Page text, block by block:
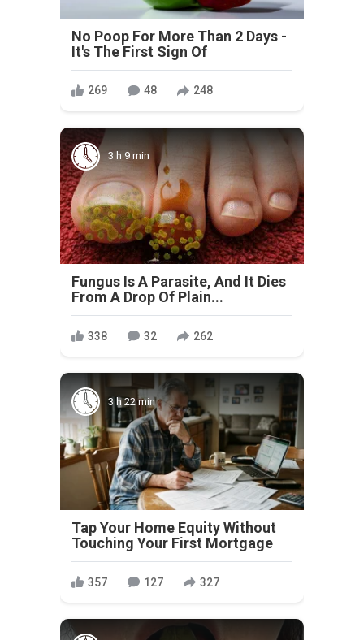
No Poop For More Than 2 Days -
It's The First Sign Of
269 48 248
3 h 9 min
Fungus Is A Parasite, And It Dies
From A Drop Of Plain...
338 32 262
3 h 22 min
Tap Your Home Equity Without
Touching Your First Mortgage
357 127 327